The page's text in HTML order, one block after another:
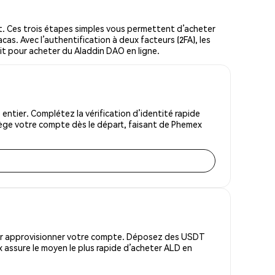
Ces trois étapes simples vous permettent d’acheter
Avec l’authentification à deux facteurs (2FA), les
pour acheter du Aladdin DAO en ligne.
entier. Complétez la vérification d’identité rapide
votre compte dès le départ, faisant de Phemex
votre compte. Déposez des USDT
le moyen le plus rapide d’acheter ALD en